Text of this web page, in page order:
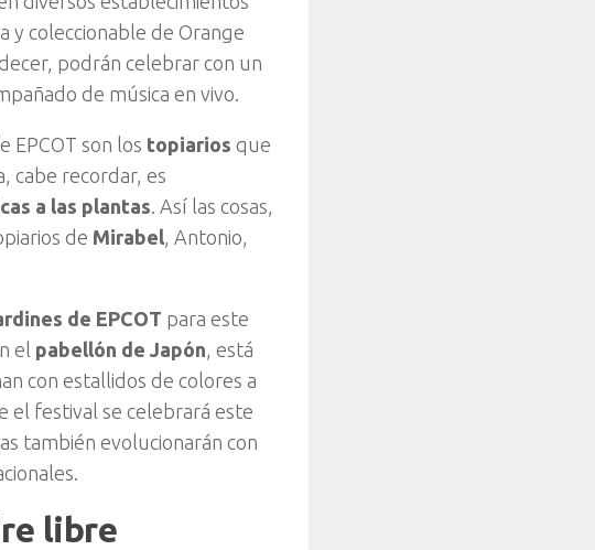
y coleccionable de Orange
podrán celebrar con un
de música en vivo.
EPCOT son los topiarios que
cabe recordar, es
a las plantas . Así las cosas,
de Mirabel , Antonio,
de EPCOT para este
el pabellón de Japón , está
con estallidos de colores a
el festival se celebrará este
también evolucionarán con
libre